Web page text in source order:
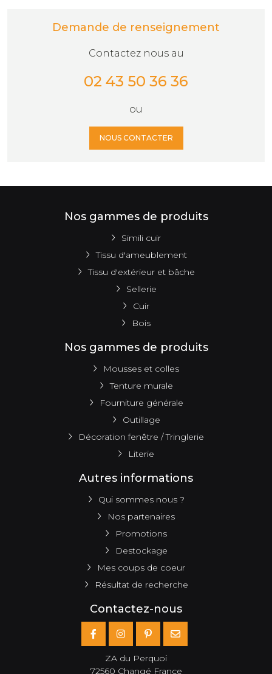
Demande de renseignement
Contactez nous au
02 43 50 36 36
ou
NOUS CONTACTER
Nos gammes de produits
Simili cuir
Tissu d'ameublement
Tissu d'extérieur et bâche
Sellerie
Cuir
Bois
Nos gammes de produits
Mousses et colles
Tenture murale
Fourniture générale
Outillage
Décoration fenêtre / Tringlerie
Literie
Autres informations
Qui sommes nous ?
Nos partenaires
Promotions
Destockage
Mes coups de coeur
Résultat de recherche
Contactez-nous
ZA du Perquoi
72560 Changé France